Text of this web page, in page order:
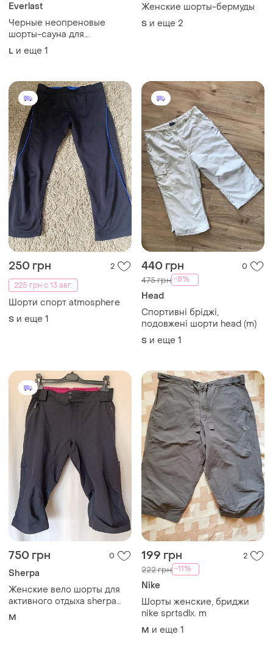
Everlast
Черные неопреновые
шорты-сауна для
похудения бренда everlast
раз.l-xl
L и еще 1
Женские шорты-бермуды
S и еще 2
250 грн
2
225 грн с 13 авг.
Шорти спорт atmosphere
S и еще 1
440 грн 0
475 грн -8%
Head
Спортивні бріджі,
подовжені шорти head (m)
S и еще 1
750 грн 0
Sherpa
Женские вело шорты для
активного отдыха sherpa
bike 3/4 р.м
M
199 грн 2
222 грн -11%
Nike
Шорты женские, бриджи
nike sprtsdlx. m
M и еще 1